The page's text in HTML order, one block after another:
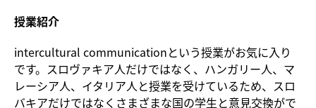
授業紹介
intercultural communicationという授業がお気に入り
です。スロヴァキア人だけではなく、ハンガリー人、マ
レーシア人、イタリア人と授業を受けているため、スロ
バキアだけではなくさまざまな国の学生と意見交換がで